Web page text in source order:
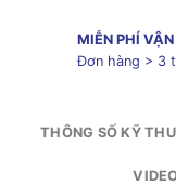
MIỄN PHÍ
Đơn hàng > 3
THÔNG SỐ KỸ